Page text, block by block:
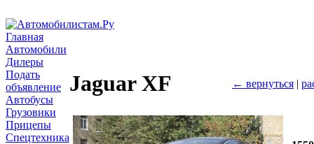
Главная
Автомобили
Дилеры
Подать
объявление
Автобусы
Грузовики
Прицепы
Спецтехника
Jaguar XF ← вернуться |